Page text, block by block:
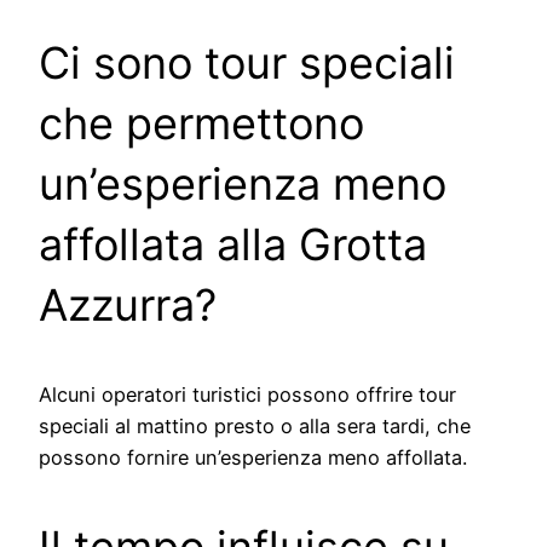
Ci sono tour speciali
che permettono
un’esperienza meno
affollata alla Grotta
Azzurra?
Alcuni operatori turistici possono offrire tour
speciali al mattino presto o alla sera tardi, che
possono fornire un’esperienza meno affollata.